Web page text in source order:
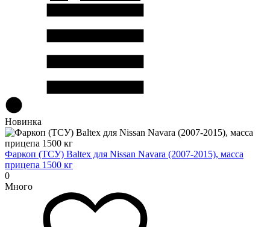
Новинка
Фаркоп (ТСУ) Baltex для Nissan Navara (2007-2015), масса
прицепа 1500 кг
0
Много